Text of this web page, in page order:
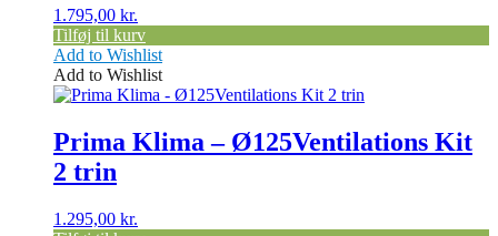
1.795,00 kr.
Tilføj til kurv
Add to Wishlist
Add to Wishlist
Prima Klima – Ø125Ventilations Kit
2 trin
1.295,00 kr.